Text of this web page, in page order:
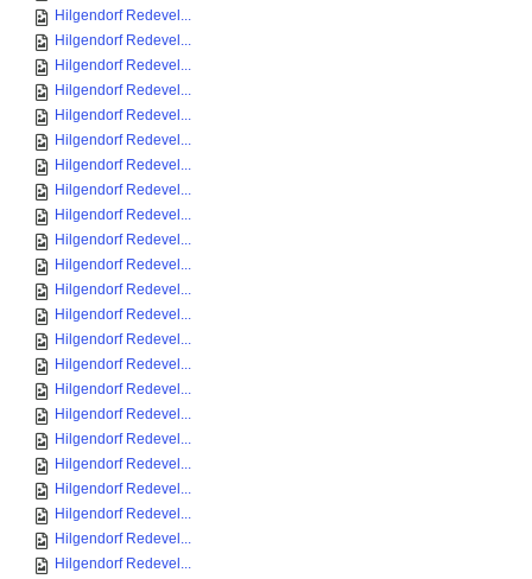
Hilgendorf Redevel...
Hilgendorf Redevel...
Hilgendorf Redevel...
Hilgendorf Redevel...
Hilgendorf Redevel...
Hilgendorf Redevel...
Hilgendorf Redevel...
Hilgendorf Redevel...
Hilgendorf Redevel...
Hilgendorf Redevel...
Hilgendorf Redevel...
Hilgendorf Redevel...
Hilgendorf Redevel...
Hilgendorf Redevel...
Hilgendorf Redevel...
Hilgendorf Redevel...
Hilgendorf Redevel...
Hilgendorf Redevel...
Hilgendorf Redevel...
Hilgendorf Redevel...
Hilgendorf Redevel...
Hilgendorf Redevel...
Hilgendorf Redevel...